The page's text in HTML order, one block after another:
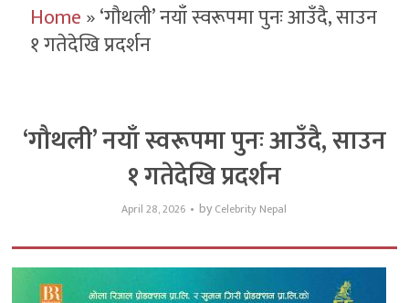
Home»‘गौथली’ नयाँ स्वरूपमा पुनः आउँदै, साउन
१ गतेदेखि प्रदर्शन
‘गौथली’ नयाँ स्वरूपमा पुनः आउँदै, साउन
१ गतेदेखि प्रदर्शन
April 28, 2026 by Celebrity Nepal